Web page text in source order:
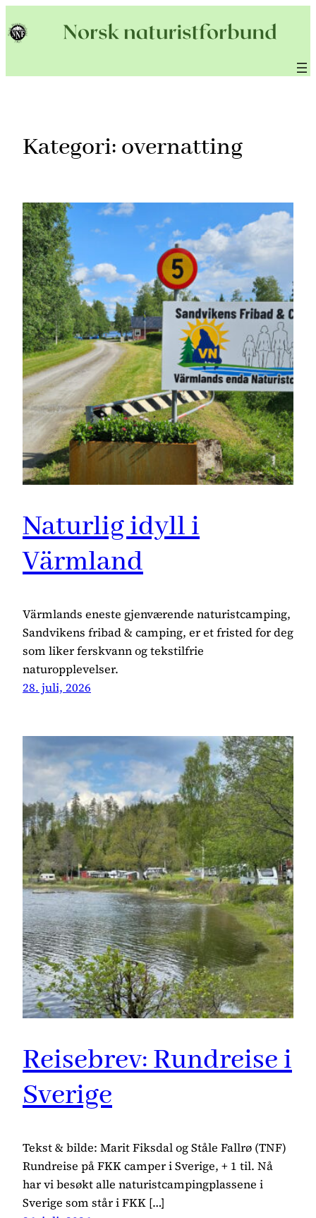
til
Kategori: overnatting
Naturlig idyll i
Värmland
Värmlands eneste gjenværende naturistcamping,
Sandvikens fribad & camping, er et fristed for deg
som liker ferskvann og tekstilfrie
naturopplevelser.
28. juli, 2026
Reisebrev: Rundreise i
Sverige
Tekst & bilde: Marit Fiksdal og Ståle Fallrø (TNF)
Rundreise på FKK camper i Sverige, + 1 til. Nå
har vi besøkt alle naturistcampingplassene i
Sverige som står i FKK […]